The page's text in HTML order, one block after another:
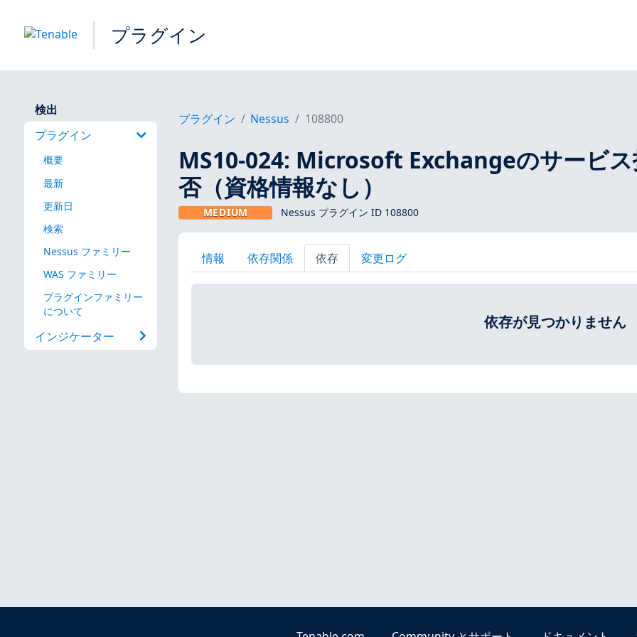
プラグイン
検出
プラグイン
概要
最新
更新日
検索
Nessus ファミリー
WAS ファミリー
プラグインファミリー
について
インジケーター
プラグイン Nessus 108800
MS10-024: Microsoft Exchangeのサービ
否（資格情報なし）
MEDIUM Nessus プラグイン ID 108800
情報 依存関係 依存 変更ログ
依存が見つかりません